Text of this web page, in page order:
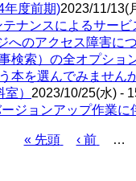
度前期)2023/11/13(
ンスによるサービ
へのアクセス障害に
索）の全オプショ
を選んでみません
） 2023/10/25(水) -
ジョンアップ作業に
First
« 先頭
Previous
‹ 前 …